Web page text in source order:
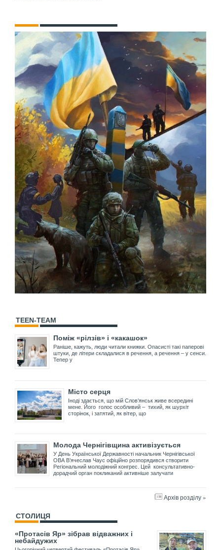
TEEN-TEAM
Поміж «рілзів» і «какашок»
Раніше, кажуть, люди читали книжки. Опасисті такі паперові
штуки, де літери складалися в речення, а речення – у сенси.
Тепер у
Місто серця
Іноді здається, що мій Слов’янськ живе всередині
мене. Його голос особливий – тихий, як шурхіт
сторінок, і затятий, як вітер, що
Молода Чернігівщина активізується
У День Української Державності начальник Чернігівської
ОВА В’ячеслав Чаус офіційно розпорядився створити
Регіональний молодіжний конгрес. Цей консультативно-
дорадчий орган покликаний активніше залучати
Архів розділу »
СТОЛИЦЯ
«Протасів Яр» зібрав відважних і
небайдужих